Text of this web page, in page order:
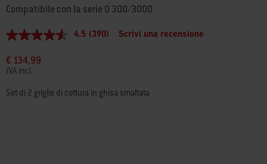
Compatibile con la serie Q 300/3000
4.5
su
5
,
valore
di
4.5 (390) Scrivi una recensione
€ 134,99
IVA incl.
Set di 2 griglie di cottura in ghisa smaltata